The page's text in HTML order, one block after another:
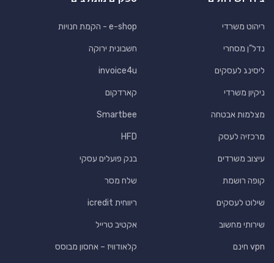
ריהוט משרדי
נדל"ן מסחרי
ליסינג לעסקים
ניקיון משרדי
מצלמות אבטחה
מרכזיה לעסק
עיצוב משרדים
קופה רושמת
שילוט לעסקים
שירותי מחשוב
vpn חינם
e-shop - הקמת חנויות
חשבונית ירוקה
invoice4u
קארדקום
Smartbee
HFD
בנק פועלים עסקי
שלח מסר
ריווחית icredit
אקטיב טרייל
קלאודוויז – אחסון מבוסס